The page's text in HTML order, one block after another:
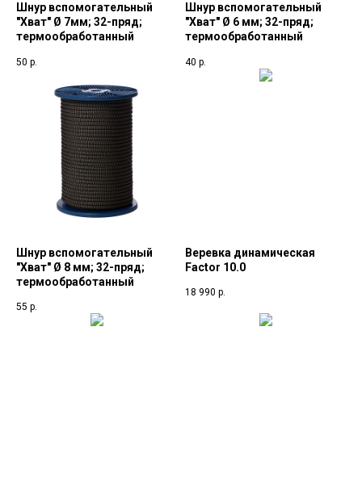
Шнур вспомогательный
"Хват" Ø 7мм; 32-пряд;
термообработанный
50 р.
Шнур вспомогательный
"Хват" Ø 6 мм; 32-пряд;
термообработанный
40 р.
Шнур вспомогательный
"Хват" Ø 8 мм; 32-пряд;
термообработанный
55 р.
Веревка динамическая
Factor 10.0
18 990 р.